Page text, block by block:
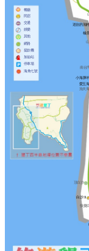
送信的漁村
小海豚
愛玉
頂白沙
白沙31
快樂
餐廳
民宿
交通
娛樂
其他
網路
提款機
加油站
停車場
海角七號
極
南台
漁夫